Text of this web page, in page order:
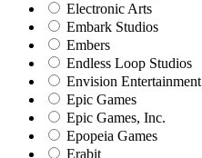
Electronic Arts
Embark Studios
Embers
Endless Loop Studios
Envision Entertainment
Epic Games
Epic Games, Inc.
Epopeia Games
Erabit